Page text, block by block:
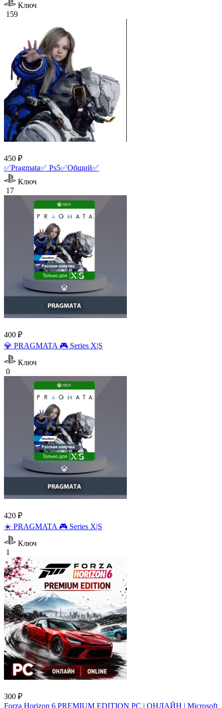
Ключ
159
450 ₽
✅Pragmata✅ Ps5✅Общий✅
Ключ
17
400 ₽
💎 PRAGMATA 🎮 Series X|S
Ключ
0
420 ₽
☀️ PRAGMATA 🎮 Series X|S
Ключ
1
300 ₽
Forza Horizon 6 PREMIUM EDITION PC | ОНЛАЙН | Microsoft